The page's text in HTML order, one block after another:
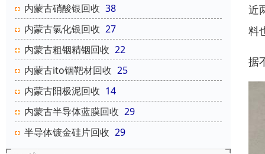
内蒙古硝酸银回收 38
内蒙古氯化银回收 27
内蒙古粗铟精铟回收 22
内蒙古ito铟靶材回收 25
内蒙古阳极泥回收 14
内蒙古半导体蓝膜回收 29
半导体镀金硅片回收 29
近
料
据